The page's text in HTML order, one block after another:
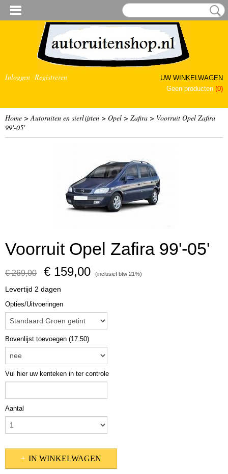
Inloggen Registreren
UW WINKELWAGEN
Geen producten (0)
Home >Autoruiten en sierlijsten > Opel > Zafira > Voorruit Opel Zafira
99'-05'
Voorruit Opel Zafira 99'-05'
€ 269,00 € 159,00 (inclusief btw 21%)
Levertijd 2 dagen
Opties/Uitvoeringen
Bovenlijst toevoegen (17.50)
Vul hier uw kenteken in ter controle
Aantal
IN WINKELWAGEN